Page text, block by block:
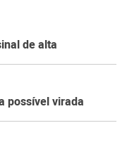
de alta
possível virada